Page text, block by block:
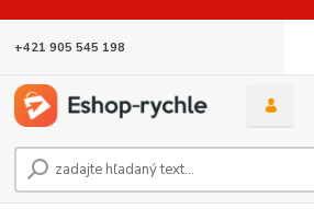
+421 905 545 198